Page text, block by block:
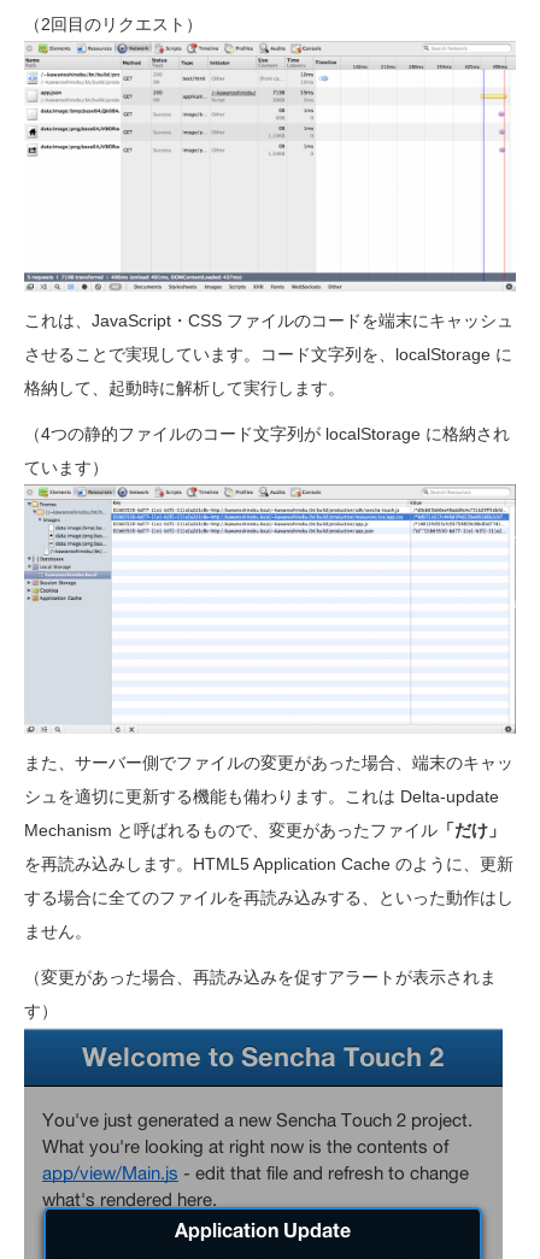
（2回目のリクエスト）
これは、JavaScript・CSS ファイルのコードを端末にキャッシュ
させることで実現しています。コード文字列を、localStorage に
格納して、起動時に解析して実行します。
（4つの静的ファイルのコード文字列が localStorage に格納され
ています）
また、サーバー側でファイルの変更があった場合、端末のキャッ
シュを適切に更新する機能も備わります。これは Delta-update
Mechanism と呼ばれるもので、変更があったファイル 「だけ」
を再読み込みします。HTML5 Application Cache のように、更新
する場合に全てのファイルを再読み込みする、といった動作はし
ません。
（変更があった場合、再読み込みを促すアラートが表示されま
す）